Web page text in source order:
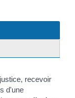
recevoir
d'une